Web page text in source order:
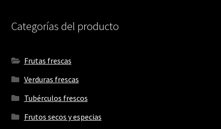
Categorías del producto
Frutas frescas
Verduras frescas
Tubérculos frescos
Frutos secos y especias